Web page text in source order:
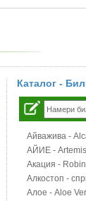
Каталог -
Айважива -
АЙИЕ -
Акация -
Алкостоп -
Алое - Aloe